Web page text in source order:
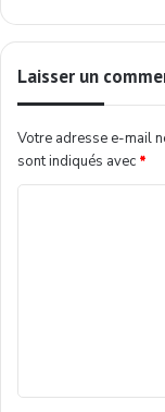
Laisser un
Votre adresse e-mail
sont indiqués avec *